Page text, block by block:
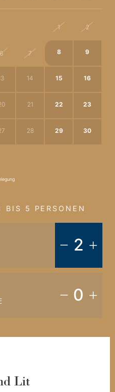
1 2
6 7 8 9
14 15 16
21 22 23
28 29 30
BIS 5 PERSONEN
2
0
Lit